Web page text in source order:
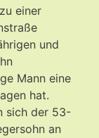
einer
und
Mann eine
hat.
sich der 53-
an